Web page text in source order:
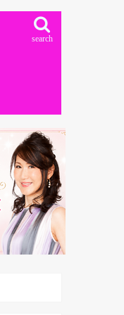
search